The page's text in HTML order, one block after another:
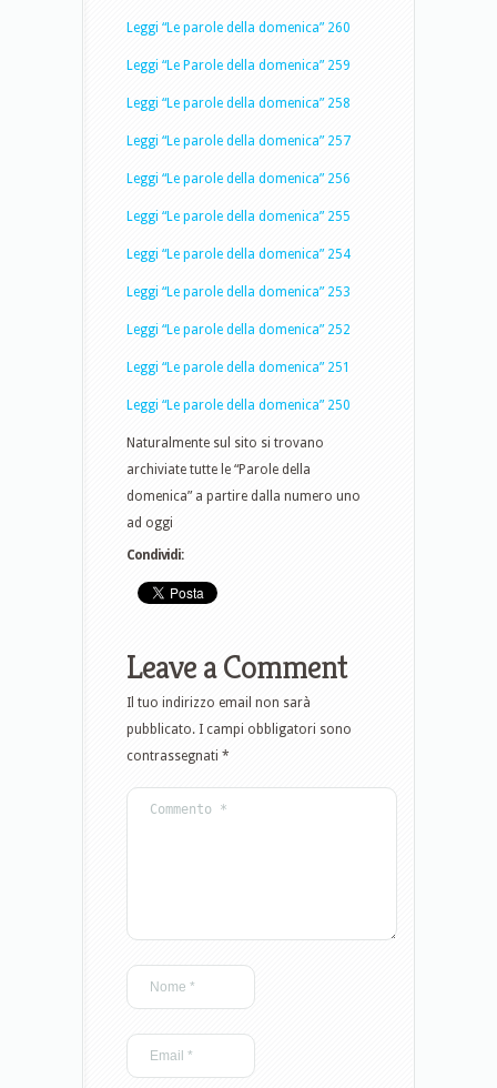
Leggi “Le parole della domenica” 260
Leggi “Le Parole della domenica” 259
Leggi “Le parole della domenica” 258
Leggi “Le parole della domenica” 257
Leggi “Le parole della domenica” 256
Leggi “Le parole della domenica” 255
Leggi “Le parole della domenica” 254
Leggi “Le parole della domenica” 253
Leggi “Le parole della domenica” 252
Leggi “Le parole della domenica” 251
Leggi “Le parole della domenica” 250
Naturalmente sul sito si trovano
archiviate tutte le “Parole della
domenica” a partire dalla numero uno
ad oggi
Condividi:
Leave a Comment
Il tuo indirizzo email non sarà
pubblicato. I campi obbligatori sono
contrassegnati *